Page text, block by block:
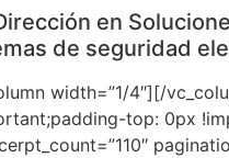
en
de seguridad
width=”1/4″][/
top: 0px